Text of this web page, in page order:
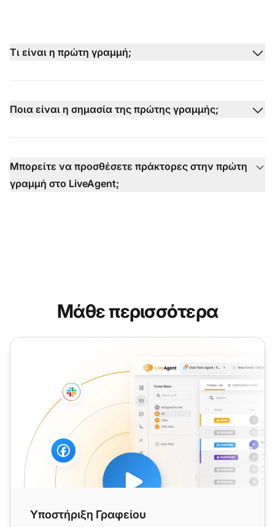
Τι είναι η πρώτη γραμμή;
Ποια είναι η σημασία της πρώτης γραμμής;
Μπορείτε να προσθέσετε πράκτορες στην πρώτη
γραμμή στο LiveAgent;
Μάθε περισσότερα
Υποστήριξη Γραφείου
Υποστήριξη Γραφείου